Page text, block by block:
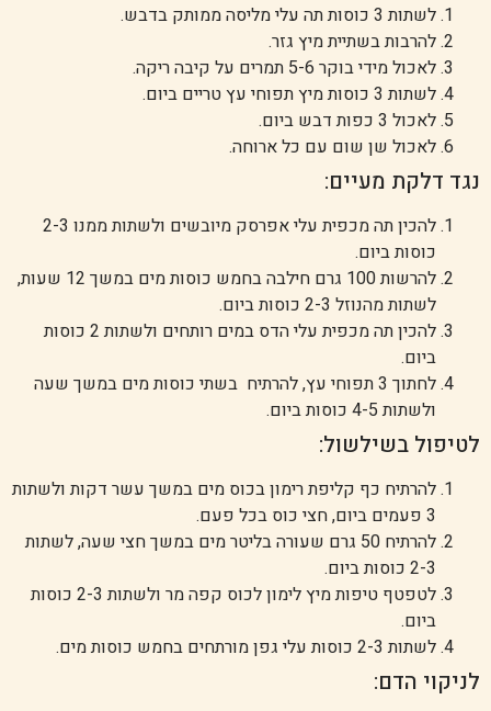
לשתות 3 כוסות תה עלי מליסה ממותק בדבש.
להרבות בשתיית מיץ גזר.
לאכול מידי בוקר 5-6 תמרים על קיבה ריקה.
לשתות 3 כוסות מיץ תפוחי עץ טריים ביום.
לאכול 3 כפות דבש ביום.
לאכול שן שום עם כל ארוחה.
נגד דלקת מעיים:
להכין תה מכפית עלי אפרסק מיובשים ולשתות ממנו 2-3
כוסות ביום.
להרשות 100 גרם חילבה בחמש כוסות מים במשך 12 שעות,
לשתות מהנוזל 2-3 כוסות ביום.
להכין תה מכפית עלי הדס במים רותחים ולשתות 2 כוסות
ביום.
לחתוך 3 תפוחי עץ, להרתיח בשתי כוסות מים במשך שעה
ולשתות 4-5 כוסות ביום.
לטיפול בשילשול:
להרתיח כף קליפת רימון בכוס מים במשך עשר דקות ולשתות
3 פעמים ביום, חצי כוס בכל פעם.
להרתיח 50 גרם שעורה בליטר מים במשך חצי שעה, לשתות
2-3 כוסות ביום.
לטפטף טיפות מיץ לימון לכוס קפה מר ולשתות 2-3 כוסות
ביום.
לשתות 2-3 כוסות עלי גפן מורתחים בחמש כוסות מים.
לניקוי הדם: